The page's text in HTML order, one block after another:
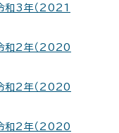
和3年（2021
和2年（2020
和2年（2020
和2年（2020